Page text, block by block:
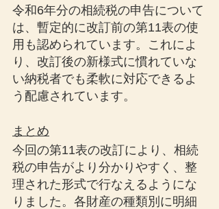
令和6年分の相続税の申告について
は、暫定的に改訂前の第11表の使
用も認められています。これによ
り、改訂後の新様式に慣れていな
い納税者でも柔軟に対応できるよ
う配慮されています。
まとめ
今回の第11表の改訂により、相続
税の申告がより分かりやすく、整
理された形式で行なえるようにな
りました。各財産の種類別に明細